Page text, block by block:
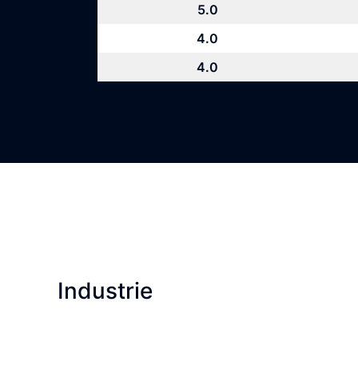
5.0
4.0
4.0
Industrie